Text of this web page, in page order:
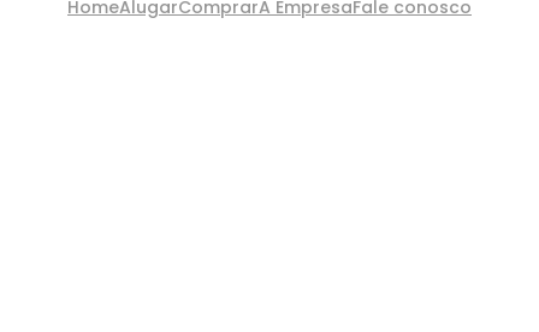
HomeAlugarComprarA EmpresaFale conosco